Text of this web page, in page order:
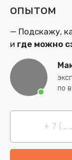
опытом
— Подскажу,
и где можно
по